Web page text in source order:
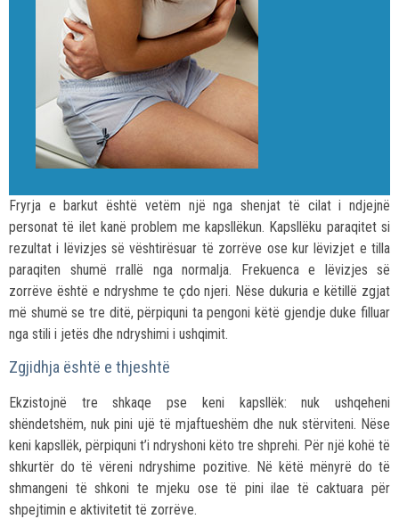
Fryrja e barkut është vetëm një nga shenjat të cilat i ndjejnë
personat të ilet kanë problem me kapsllëkun. Kapsllëku paraqitet si
rezultat i lëvizjes së vështirësuar të zorrëve ose kur lëvizjet e tilla
paraqiten shumë rrallë nga normalja. Frekuenca e lëvizjes së
zorrëve është e ndryshme te çdo njeri. Nëse dukuria e këtillë zgjat
më shumë se tre ditë, përpiquni ta pengoni këtë gjendje duke filluar
nga stili i jetës dhe ndryshimi i ushqimit.
Zgjidhja është e thjeshtë
Ekzistojnë tre shkaqe pse keni kapsllëk: nuk ushqeheni
shëndetshëm, nuk pini ujë të mjaftueshëm dhe nuk stërviteni. Nëse
keni kapsllëk, përpiquni t’i ndryshoni këto tre shprehi. Për një kohë të
shkurtër do të vëreni ndryshime pozitive. Në këtë mënyrë do të
shmangeni të shkoni te mjeku ose të pini ilae të caktuara për
shpejtimin e aktivitetit të zorrëve.